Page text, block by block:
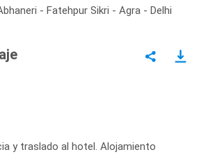
- Fatehpur Sikri - Agra - Delhi
y traslado al hotel. Alojamiento